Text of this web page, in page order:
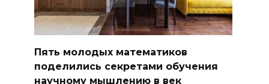
Пять молодых математиков
поделились секретами обучения
научному мышлению в век